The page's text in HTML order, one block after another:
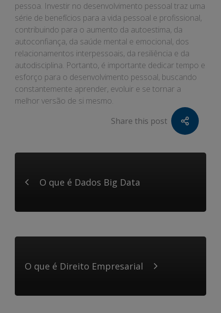
pessoa. Investir no desenvolvimento pessoal traz uma
série de benefícios para a vida pessoal e profissional,
contribuindo para o aumento da autoestima, da
autoconfiança, da saúde mental e emocional, dos
relacionamentos interpessoais, da resiliência e da
autodisciplina. Portanto, é importante dedicar tempo e
esforço para o desenvolvimento pessoal, buscando
constantemente aprender, evoluir e se tornar a
melhor versão de si mesmo.
Share this post
O que é Dados Big Data
O que é Direito Empresarial